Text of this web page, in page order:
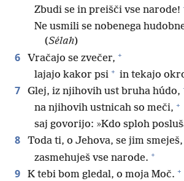
Zbudi se in preišči vse narode!
Ne usmili se nobenega
(Sélah)
6 Vračajo se zvečer, +
lajajo kakor psi + in tekajo
7 Glej, iz njihovih ust bruha húdo,
na njihovih ustnicah so meči, +
saj govorijo: »Kdo sploh
8 Toda ti, o Jehova, se jim smeješ,
zasmehuješ vse narode. +
9 K tebi bom gledal, o moja Moč. +